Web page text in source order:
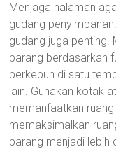
Menjaga halaman
gudang
gudang juga penting.
barang berdasarkan
berkebun di satu
lain. Gunakan kotak
memanfaatkan
memaksimalkan
barang menjadi lebih